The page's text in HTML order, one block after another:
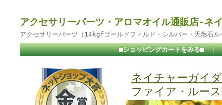
アクセサリーパーツ・アロマオイル通販店-ネ
アクセサリーパーツ（14kgfゴールドフィルド・シルバー・天然石
■ショッピングカートをみる■ ｜
ネイチャーガイ
ファイア・ルース